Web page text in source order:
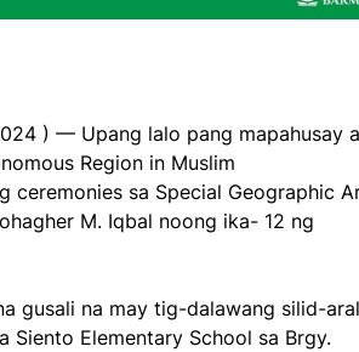
) — Upang lalo pang mapahusay
Region in Muslim
ceremonies sa Special Geographic
M. Iqbal noong ika- 12 ng
gusali na may tig-dalawang silid-
Elementary School sa Brgy.